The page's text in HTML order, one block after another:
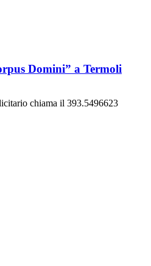
Domini” a Termoli
chiama il 393.5496623